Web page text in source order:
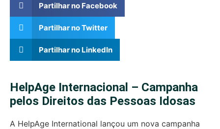
Partilhar no Facebook
Partilhar no Twitter
Partilhar no LinkedIn
HelpAge Internacional – Campanha
pelos Direitos das Pessoas Idosas
A HelpAge International lançou um nova campanha